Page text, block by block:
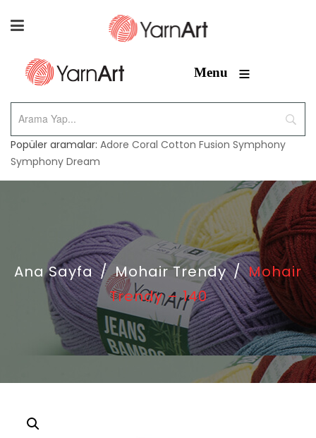
Menu ≡
Popüler aramalar: Adore Coral Cotton Fusion Symphony
Symphony Dream
Ana Sayfa / Mohair Trendy / Mohair
Trendy – 140